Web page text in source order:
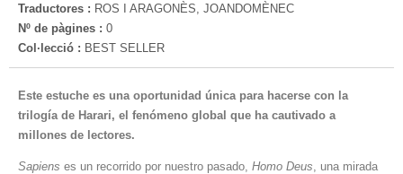
Traductores : ROS I ARAGONÈS, JOANDOMÈNEC
Nº de pàgines : 0
Col·lecció : BEST SELLER
Este estuche es una oportunidad única para hacerse con la
trilogía de Harari, el fenómeno global que ha cautivado a
millones de lectores.
Sapiens es un recorrido por nuestro pasado, Homo Deus , una mirada